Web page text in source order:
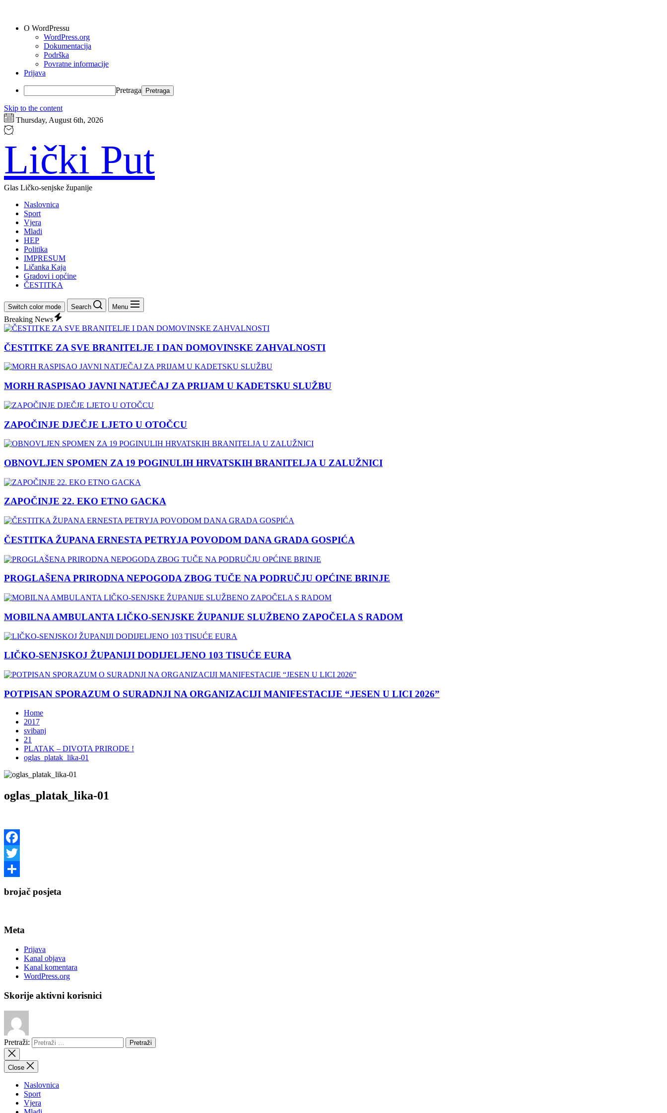
O WordPressu
WordPress.org
Dokumentacija
Podrška
Povratne informacije
Prijava
Pretraga
Skip to the content
Thursday, August 6th, 2026
Lički Put
Glas Ličko-senjske županije
Naslovnica
Sport
Vjera
Mladi
HEP
Politika
IMPRESUM
Ličanka Kaja
Gradovi i općine
ČESTITKA
Switch color mode Search Menu
Breaking News
ČESTITKE ZA SVE BRANITELJE I DAN DOMOVINSKE ZAHVALNOSTI
MORH RASPISAO JAVNI NATJEČAJ ZA PRIJAM U KADETSKU SLUŽBU
ZAPOČINJE DJEČJE LJETO U OTOČCU
OBNOVLJEN SPOMEN ZA 19 POGINULIH HRVATSKIH BRANITELJA U ZALUŽNICI
ZAPOČINJE 22. EKO ETNO GACKA
ČESTITKA ŽUPANA ERNESTA PETRYJA POVODOM DANA GRADA GOSPIĆA
PROGLAŠENA PRIRODNA NEPOGODA ZBOG TUČE NA PODRUČJU OPĆINE BRINJE
MOBILNA AMBULANTA LIČKO-SENJSKE ŽUPANIJE SLUŽBENO ZAPOČELA S RADOM
LIČKO-SENJSKOJ ŽUPANIJI DODIJELJENO 103 TISUĆE EURA
POTPISAN SPORAZUM O SURADNJI NA ORGANIZACIJI MANIFESTACIJE “JESEN U LICI 2026”
Home
2017
svibanj
21
PLATAK – DIVOTA PRIRODE !
oglas_platak_lika-01
oglas_platak_lika-01
Facebook
Twitter
brojač posjeta
Meta
Prijava
Kanal objava
Kanal komentara
WordPress.org
Skorije aktivni korisnici
Pretraži:
Close
Naslovnica
Sport
Vjera